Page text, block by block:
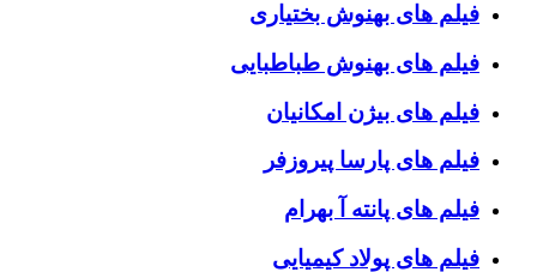
فیلم های بهنوش بختیاری
فیلم های بهنوش طباطبایی
فیلم های بیژن امکانیان
فیلم های پارسا پیروزفر
فیلم های پانته آ بهرام
فیلم های پولاد کیمیایی